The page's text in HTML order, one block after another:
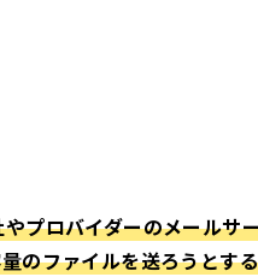
プロバイダーのメールサ
のファイルを送ろうとす